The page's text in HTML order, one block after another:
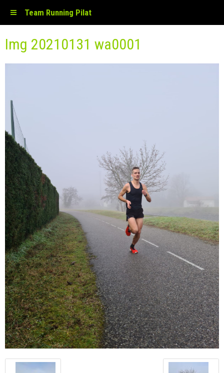
Team Running Pilat
Img 20210131 wa0001